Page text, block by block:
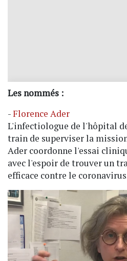
Les nommés :
-Florence Ader
L'infectiologue de l'hôpital
train de superviser la
Ader coordonne l'essai
avec l'espoir de trouver un
efficace contre le